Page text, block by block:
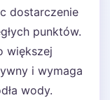
dostarczenie
punktów.
większej
i wymaga
wody.